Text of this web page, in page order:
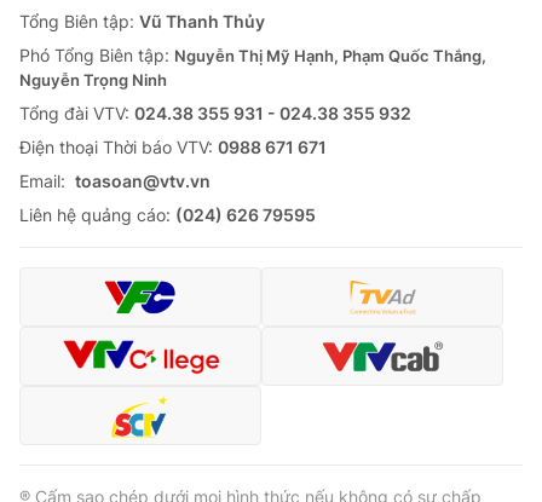
Tổng Biên tập: Vũ Thanh Thủy
Phó Tổng Biên tập: Nguyễn Thị Mỹ Hạnh, Phạm Quốc Thắng,
Nguyễn Trọng Ninh
Tổng đài VTV: 024.38 355 931 - 024.38 355 932
Ðiện thoại Thời báo VTV: 0988 671 671
Email: toasoan@vtv.vn
Liên hệ quảng cáo: (024) 626 79595
® Cấm sao chép dưới mọi hình thức nếu không có sự chấp